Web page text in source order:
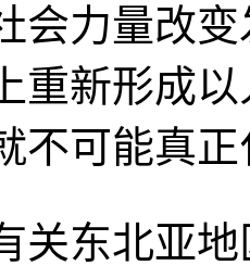
会力量改
重新形成
不可能真
关东北亚